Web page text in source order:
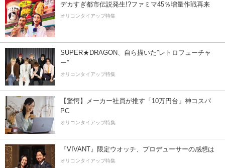
デカすぎ都市伝説発生!?ファミマ45％増量作戦再来
オリコンタイアップ特集
SUPER★DRAGON、自ら描いた”レトロフューチャ
ー”
オリコンタイアップ特集
【驚愕】メーカー社員が推す「10万円台」神コスパ
PC
オリコンタイアップ特集
『VIVANT』限定ウオッチ、プロデューサーの感想は
オリコンタイアップ特集